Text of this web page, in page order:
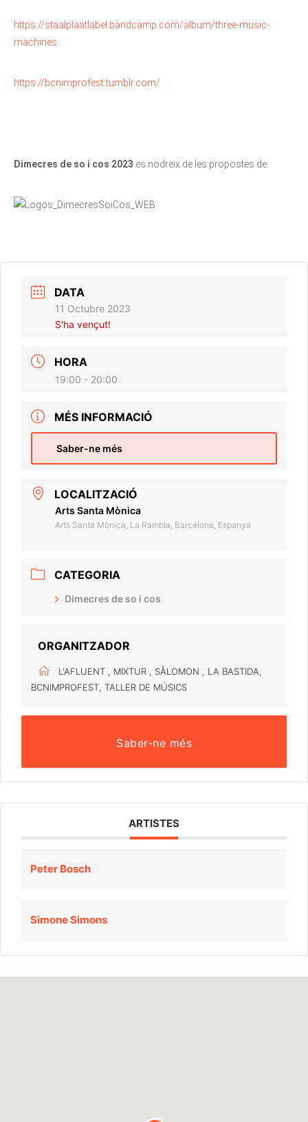
https://staalplaatlabel.bandcamp.com/album/three-music-
machines
https://bcnimprofest.tumblr.com/
Dimecres de so i cos 2023 es nodreix de les propostes de:
DATA
11 Octubre 2023
S'ha vençut!
HORA
19:00 - 20:00
MÉS INFORMACIÓ
Saber-ne més
LOCALITZACIÓ
Arts Santa Mònica
Arts Santa Mònica, La Rambla, Barcelona, Espanya
CATEGORIA
Dimecres de so i cos
ORGANITZADOR
L'AFLUENT , MIXTUR , SÂLOMON , LA BASTIDA,
BCNIMPROFEST, TALLER DE MÚSICS
Saber-ne més
ARTISTES
Peter Bosch
Simone Simons